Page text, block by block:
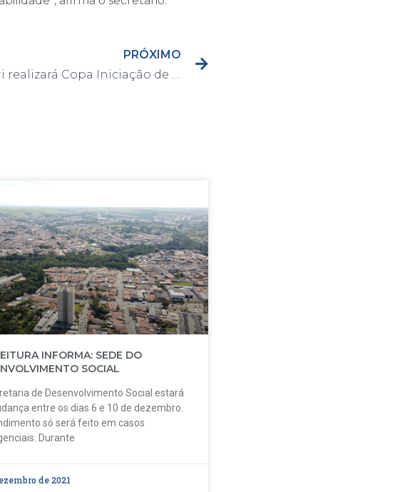
PRÓXIMO
Capivari realizará Copa Iniciação de Ginástica Rítmica que contará com várias cidades da região
INFORMA: SEDE DO
SOCIAL
de Desenvolvimento Social estará
entre os dias 6 e 10 de dezembro.
só será feito em casos
Durante
de 2021